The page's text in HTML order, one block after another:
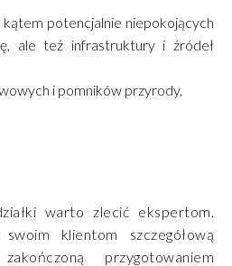
potencjalnie niepokojących
ale też infrastruktury i źródeł
i pomników przyrody,
warto zlecić ekspertom.
klientom szczegółową
przygotowaniem